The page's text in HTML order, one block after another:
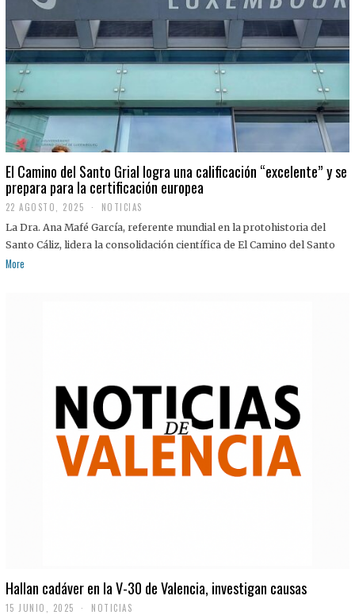
El Camino del Santo Grial logra una calificación “excelente” y se
prepara para la certificación europea
22 AGOSTO, 2025
2
A
G
NOTICIAS
La Dra. Ana Mafé García, referente mundial en la protohistoria del
Santo Cáliz, lidera la consolidación científica de El Camino del Santo
More
Hallan cadáver en la V-30 de Valencia, investigan causas
15 JUNIO, 2025 NOTICIAS